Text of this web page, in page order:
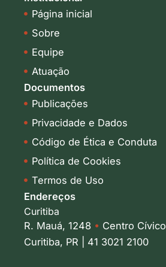
Página inicial
Sobre
Equipe
Atuação
Documentos
Publicações
Privacidade e Dados
Código de Ética e Conduta
Política de Cookies
Termos de Uso
Endereços
Curitiba
R. Mauá, 1248 • Centro Cívico
Curitiba, PR | 41 3021 2100